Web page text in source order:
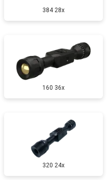
384 28x
160 36x
320 24x